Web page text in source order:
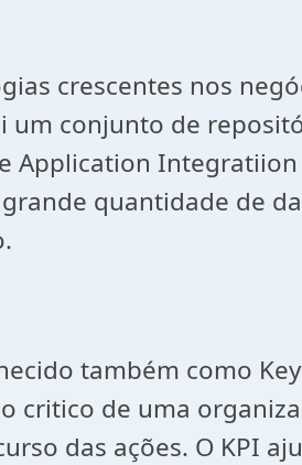
crescentes nos
um conjunto de
Application
quantidade de
também como
critico de uma
das ações. O KPI